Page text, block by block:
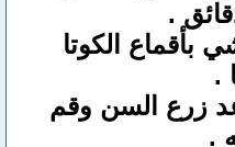
بأقماع الكوتا
زرع السن وقم
.